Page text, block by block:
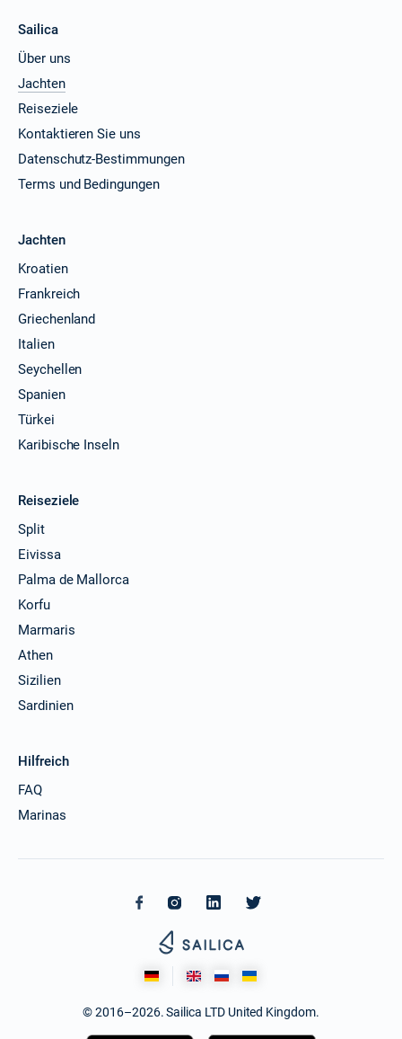
Sailica
Über uns
Jachten
Reiseziele
Kontaktieren Sie uns
Datenschutz-Bestimmungen
Terms und Bedingungen
Jachten
Kroatien
Frankreich
Griechenland
Italien
Seychellen
Spanien
Türkei
Karibische Inseln
Reiseziele
Split
Eivissa
Palma de Mallorca
Korfu
Marmaris
Athen
Sizilien
Sardinien
Hilfreich
FAQ
Marinas
© 2016–2026. Sailica LTD United Kingdom.